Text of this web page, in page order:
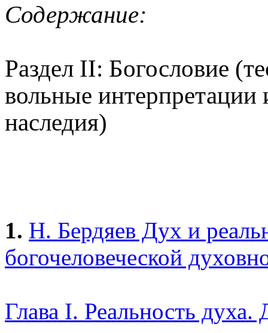
Содержание:
Раздел II: Богословие
вольные интерпретации
наследия)
1. Н. Бердяев Дух и
богочеловеческой
Глава I. Реальность